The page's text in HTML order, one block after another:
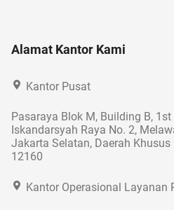
Alamat Kantor Kami
Kantor Pusat
Pasaraya Blok M, Building B, 1st
Iskandarsyah Raya No. 2,
Jakarta Selatan, Daerah
12160
Kantor Operasional Layanan